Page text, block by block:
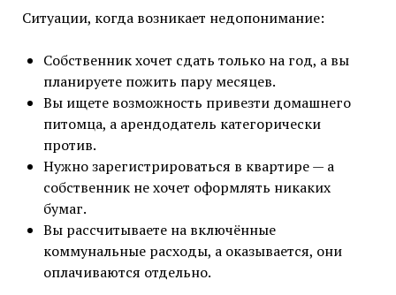
Ситуации, когда возникает недопонимание:
Собственник хочет сдать только на год, а вы
планируете пожить пару месяцев.
Вы ищете возможность привезти домашнего
питомца, а арендодатель категорически
против.
Нужно зарегистрироваться в квартире — а
собственник не хочет оформлять никаких
бумаг.
Вы рассчитываете на включённые
коммунальные расходы, а оказывается, они
оплачиваются отдельно.